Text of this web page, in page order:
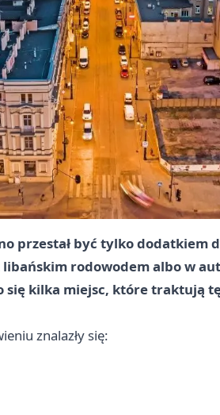
przestał być tylko dodatkiem
rodowodem albo w
się kilka miejsc, które traktują
znalazły się: